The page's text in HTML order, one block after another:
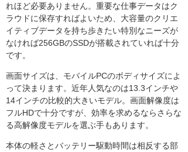
れほど必要ありません。重要な仕事データはク
ラウドに保存すればよいため、大容量のクリエ
イティブデータを持ち歩きたい特別なニーズが
なければ256GBのSSDが搭載されていれば十分
です。
画面サイズは、モバイルPCのボディサイズによ
って決まります。近年人気なのは13.3インチや
14インチの比較的大きいモデル。画面解像度は
フルHDで十分ですが、効率を求めるならさらな
る高解像度モデルを選ぶ手もあります。
本体の軽さとバッテリー駆動時間は相反する部